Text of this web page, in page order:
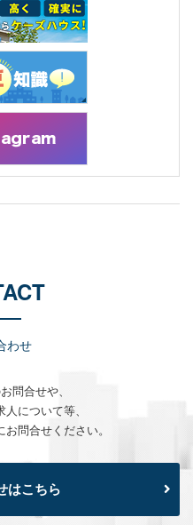
わせ
問合せや、
について等、
問合せください。
はこちら